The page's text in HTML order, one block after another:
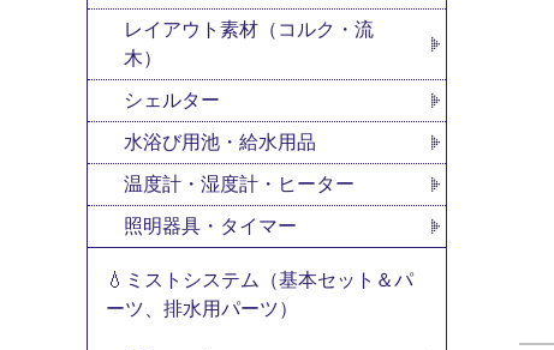
レイアウト素材（コルク・流
木）
シェルター
水浴び用池・給水用品
温度計・湿度計・ヒーター
照明器具・タイマー
💧ミストシステム（基本セット＆パ
ーツ、排水用パーツ）